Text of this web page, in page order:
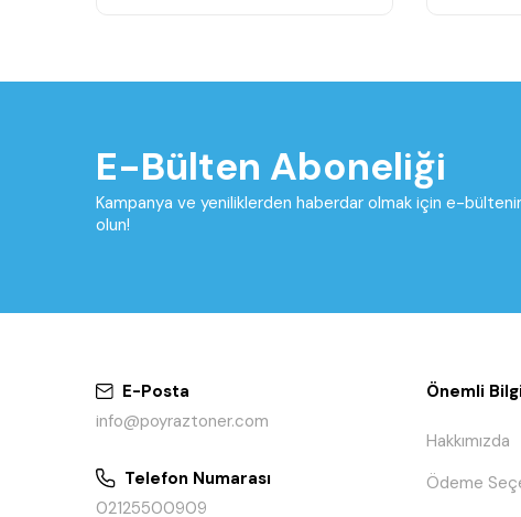
E-Bülten Aboneliği
Kampanya ve yeniliklerden haberdar olmak için e-
olun!
E-Posta
info@poyraztoner.com
Telefon Numarası
02125500909
Önemli
Hakkımızda
Ödeme